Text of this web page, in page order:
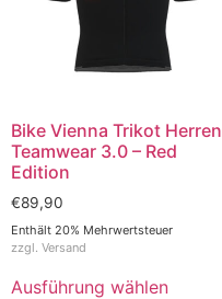
Bike Vienna Trikot Herren
Teamwear 3.0 – Red
Edition
€89,90
Enthält 20% Mehrwertsteuer
zzgl. Versand
Ausführung wählen